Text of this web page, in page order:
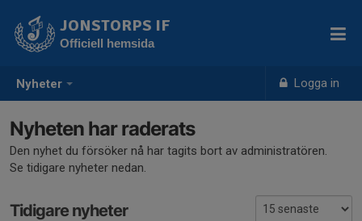
Nyheter Logga in
JONSTORPS IF
Officiell hemsida
Nyheten har raderats
Den nyhet du försöker nå har tagits bort av administratören.
Se tidigare nyheter nedan.
Tidigare nyheter